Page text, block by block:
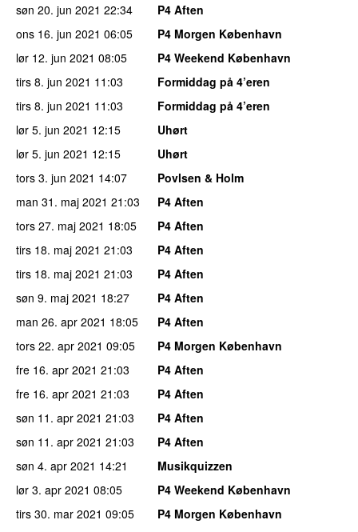
søn 20. jun 2021 22:34
P4 Aften
ons 16. jun 2021 06:05
P4 Morgen København
lør 12. jun 2021 08:05
P4 Weekend København
tirs 8. jun 2021 11:03
Formiddag på 4’eren
tirs 8. jun 2021 11:03
Formiddag på 4’eren
lør 5. jun 2021 12:15
Uhørt
lør 5. jun 2021 12:15
Uhørt
tors 3. jun 2021 14:07
Povlsen & Holm
man 31. maj 2021 21:03
P4 Aften
tors 27. maj 2021 18:05
P4 Aften
tirs 18. maj 2021 21:03
P4 Aften
tirs 18. maj 2021 21:03
P4 Aften
søn 9. maj 2021 18:27
P4 Aften
man 26. apr 2021 18:05
P4 Aften
tors 22. apr 2021 09:05
P4 Morgen København
fre 16. apr 2021 21:03
P4 Aften
fre 16. apr 2021 21:03
P4 Aften
søn 11. apr 2021 21:03
P4 Aften
søn 11. apr 2021 21:03
P4 Aften
søn 4. apr 2021 14:21
Musikquizzen
lør 3. apr 2021 08:05
P4 Weekend København
tirs 30. mar 2021 09:05
P4 Morgen København